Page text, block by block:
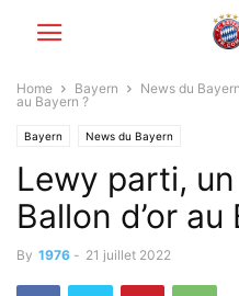
Home Bayern News du Bayern
au Bayern ?
Bayern News du Bayern
Lewy parti,
Ballon d’or au
By 1976 - 21 juillet 2022